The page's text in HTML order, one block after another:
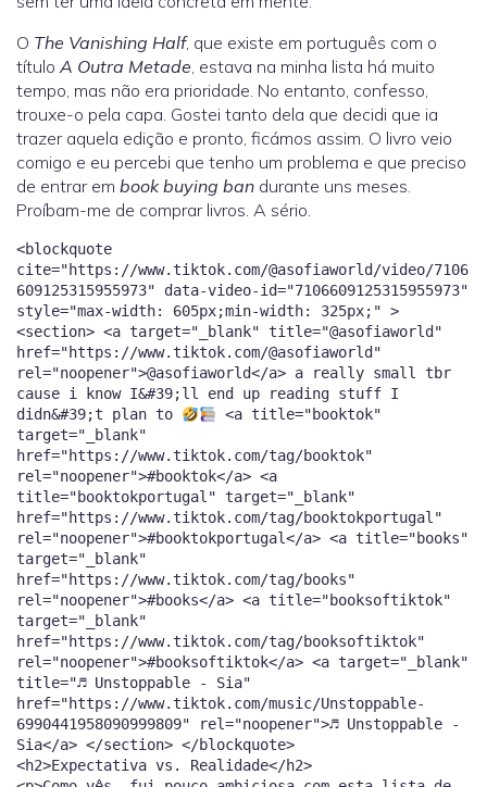
O The Vanishing Half, que existe em português com o
título A Outra Metade, estava na minha lista há muito
tempo, mas não era prioridade. No entanto, confesso,
trouxe-o pela capa. Gostei tanto dela que decidi que ia
trazer aquela edição e pronto, ficámos assim. O livro veio
comigo e eu percebi que tenho um problema e que preciso
de entrar em book buying ban durante uns meses.
Proíbam-me de comprar livros. A sério.
<blockquote
cite="https://www.tiktok.com/@asofiaworld/video/7106
609125315955973" data-video-id="7106609125315955973"
style="max-width: 605px;min-width: 325px;" >
<section> <a target="_blank" title="@asofiaworld"
href="https://www.tiktok.com/@asofiaworld"
rel="noopener">@asofiaworld</a> a really small tbr
cause i know I&#39;ll end up reading stuff I
didn&#39;t plan to
<a title="booktok"
target="_blank"
href="https://www.tiktok.com/tag/booktok"
rel="noopener">#booktok</a> <a
title="booktokportugal" target="_blank"
href="https://www.tiktok.com/tag/booktokportugal"
rel="noopener">#booktokportugal</a> <a title="books"
target="_blank"
href="https://www.tiktok.com/tag/books"
rel="noopener">#books</a> <a title="booksoftiktok"
target="_blank"
href="https://www.tiktok.com/tag/booksoftiktok"
rel="noopener">#booksoftiktok</a> <a target="_blank"
title="♬ Unstoppable - Sia"
href="https://www.tiktok.com/music/Unstoppable-
6990441958090999809" rel="noopener">♬ Unstoppable -
Sia</a> </section> </blockquote>
<h2>Expectativa vs. Realidade</h2>